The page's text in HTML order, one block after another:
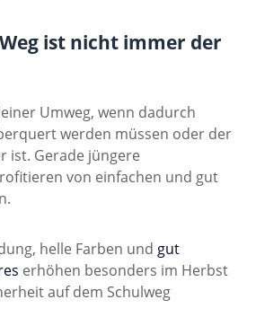
ist nicht immer der
Umweg, wenn dadurch
werden müssen oder der
ist. Gerade jüngere
von einfachen und gut
helle Farben und gut
erhöhen besonders im Herbst
auf dem Schulweg